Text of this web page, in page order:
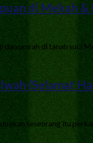
di Mekah &
dan umrah di tanah
(Selamat
seseorang itu